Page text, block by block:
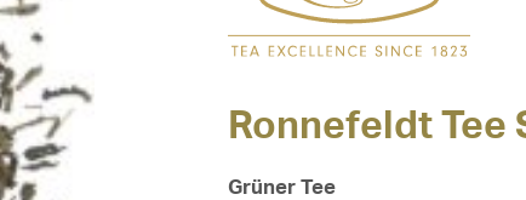
Ronnefeldt Tee
Grüner Tee